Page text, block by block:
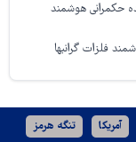
حکمرانی هوشمند
فلزات گرانبها
آمریکا تنگه هرمز